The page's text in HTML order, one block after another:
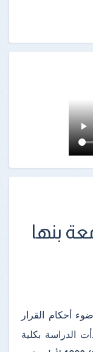
بنها
أحكام القرار
لسنة 1995 ،م وبدأت الدراسة بكلية